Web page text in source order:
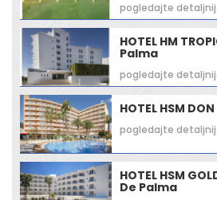
pogledajte
HOTEL HM
Palma
pogledajte
HOTEL HSM
pogledajte
HOTEL HSM
De Palma